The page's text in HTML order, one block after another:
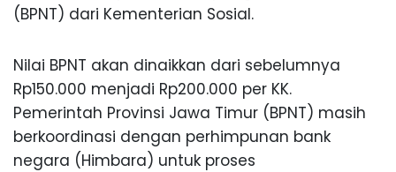
(BPNT) dari Kementerian Sosial.
Nilai BPNT akan dinaikkan dari sebelumnya
Rp150.000 menjadi Rp200.000 per KK.
Pemerintah Provinsi Jawa Timur (BPNT) masih
berkoordinasi dengan perhimpunan bank
negara (Himbara) untuk proses